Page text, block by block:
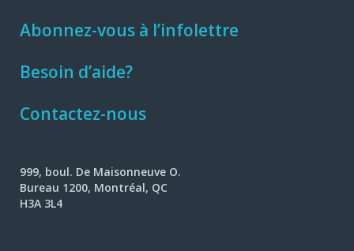
Abonnez-vous à l’infolettre
Besoin d’aide?
Contactez-nous
999, boul. De Maisonneuve O.
Bureau 1200, Montréal, QC
H3A 3L4